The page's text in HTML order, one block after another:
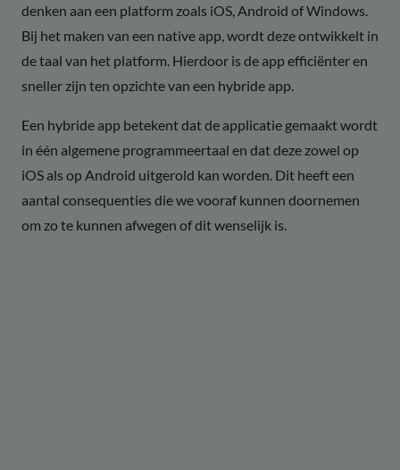
denken aan een platform zoals iOS, Android of Windows.
Bij het maken van een native app, wordt deze ontwikkelt in
de taal van het platform. Hierdoor is de app efficiënter en
sneller zijn ten opzichte van een hybride app.
Een hybride app betekent dat de applicatie gemaakt wordt
in één algemene programmeertaal en dat deze zowel op
iOS als op Android uitgerold kan worden. Dit heeft een
aantal consequenties die we vooraf kunnen doornemen
om zo te kunnen afwegen of dit wenselijk is.